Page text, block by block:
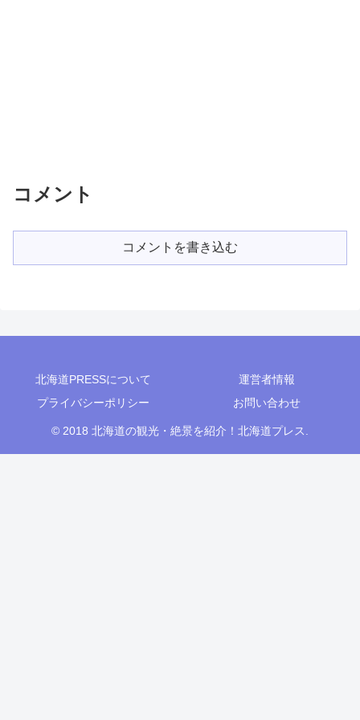
コメント
コメントを書き込む
北海道PRESSについて
運営者情報
プライバシーポリシー
お問い合わせ
© 2018 北海道の観光・絶景を紹介！北海道プレス.